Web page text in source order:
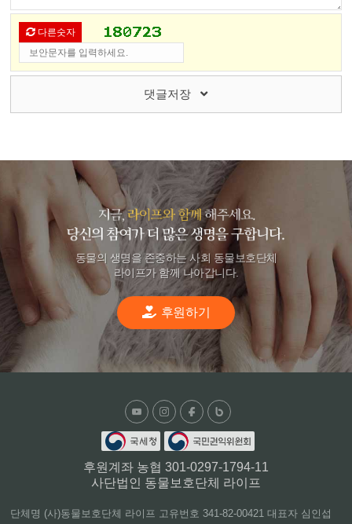
다른숫자
댓글저장
동물의 생명을 존중하는 사회 동물보호단체
라이프가 함께 나아갑니다.
후원하기
후원계좌 농협 301-0297-1794-11
사단법인 동물보호단체 라이프
단체명 (사)동물보호단체 라이프 고유번호 341-82-00421 대표자 심인섭